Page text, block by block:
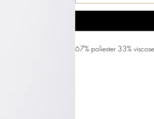
67% poliester 33% viscose